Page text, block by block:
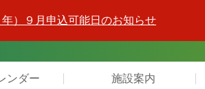
）９月申込可能日のお知らせ
ンダー 施設案内